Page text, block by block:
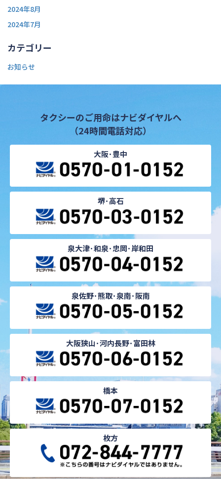
2024年8月
2024年7月
カテゴリー
お知らせ
タクシーのご用命はナビダイヤルへ
（24時間電話対応）
大阪･豊中
堺･高石
泉大津･和泉･忠岡･岸和田
泉佐野･熊取･泉南･阪南
大阪狭山･河内長野･富田林
橋本
枚方